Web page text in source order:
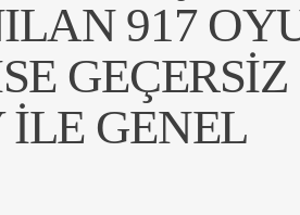
917
GEÇERSIZ
ILE GENEL